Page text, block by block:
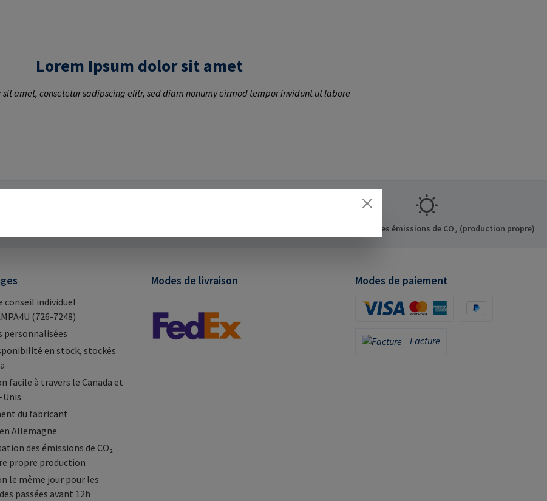
Lorem Ipsum dolor sit amet
sit amet, consetetur sadipscing elitr, sed diam nonumy eirmod tempor invidunt ut labore
12h) Compensation des émissions de CO₂ (production propre)
conseil individuel
(726-7248)
personnalisées
en stock, stockés
facile à travers le Canada et
du fabricant
Allemagne
des émissions de CO₂
propre production
le même jour pour les
passées avant 12h
Modes de livraison Modes de paiement
Facture
Facture